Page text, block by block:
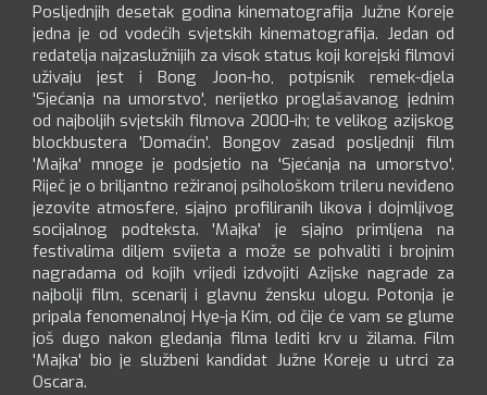
Posljednjih desetak godina kinematografija Južne Koreje
jedna je od vodećih svjetskih kinematografija. Jedan od
redatelja najzaslužnijih za visok status koji korejski filmovi
uživaju jest i Bong Joon-ho, potpisnik remek-djela
'Sjećanja na umorstvo', nerijetko proglašavanog jednim
od najboljih svjetskih filmova 2000-ih; te velikog azijskog
blockbustera 'Domaćin'. Bongov zasad posljednji film
'Majka' mnoge je podsjetio na 'Sjećanja na umorstvo'.
Riječ je o briljantno režiranoj psihološkom trileru neviđeno
jezovite atmosfere, sjajno profiliranih likova i dojmljivog
socijalnog podteksta. 'Majka' je sjajno primljena na
festivalima diljem svijeta a može se pohvaliti i brojnim
nagradama od kojih vrijedi izdvojiti Azijske nagrade za
najbolji film, scenarij i glavnu žensku ulogu. Potonja je
pripala fenomenalnoj Hye-ja Kim, od čije će vam se glume
još dugo nakon gledanja filma lediti krv u žilama. Film
'Majka' bio je službeni kandidat Južne Koreje u utrci za
Oscara.